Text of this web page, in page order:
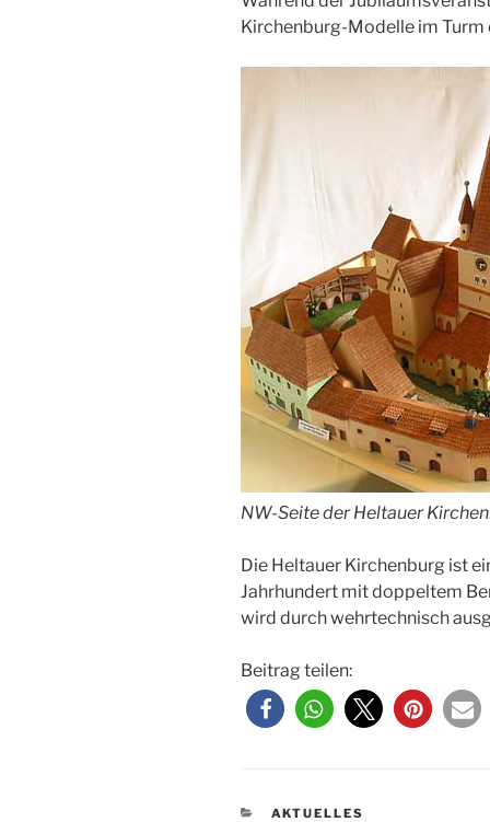
Kirchenburg-Modelle im Turm
NW-Seite der Heltauer
Die Heltauer Kirchenburg ist
Jahrhundert mit doppeltem
wird durch wehrtechnisch
Beitrag teilen:
KATEGORIEN
AKTUELLES